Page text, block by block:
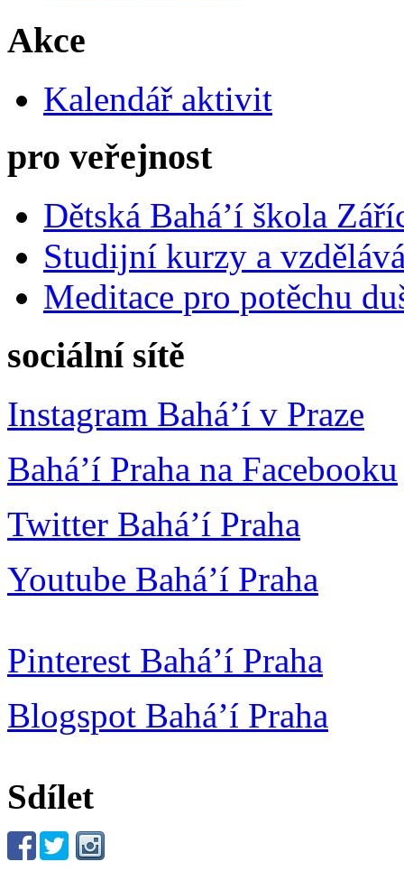
Akce
Kalendář aktivit
pro veřejnost
Dětská Bahá’í škola
Studijní kurzy a
Meditace pro potěchu
sociální sítě
Instagram Bahá’í v Praze
Bahá’í Praha na Facebooku
Twitter Bahá’í Praha
Youtube Bahá’í Praha
Pinterest Bahá’í Praha
Blogspot Bahá’í Praha
Sdílet